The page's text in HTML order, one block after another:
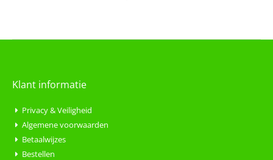
Klant informatie
Privacy & Veiligheid
Algemene voorwaarden
Betaalwijzes
Bestellen